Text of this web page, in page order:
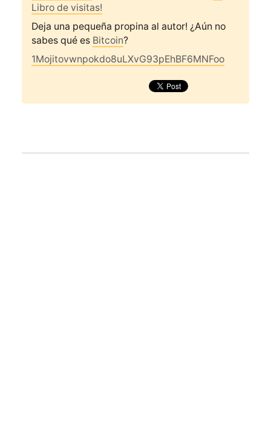
Libro de visitas!
Deja una pequeña propina al autor! ¿Aún no
sabes qué es Bitcoin?
1Mojitovwnpokdo8uLXvG93pEhBF6MNFoo